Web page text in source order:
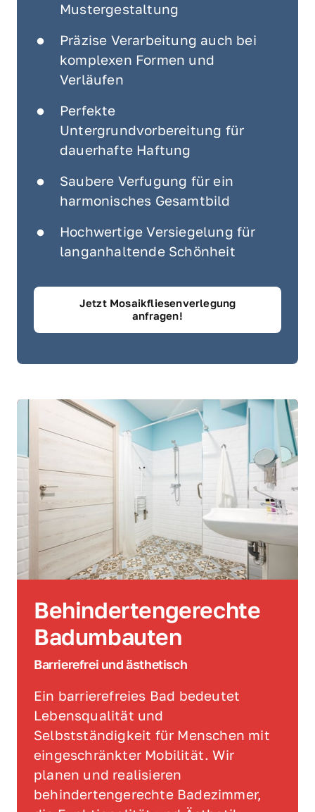
Mustergestaltung
Präzise Verarbeitung auch bei
komplexen Formen und
Verläufen
Perfekte
Untergrundvorbereitung für
dauerhafte Haftung
Saubere Verfugung für ein
harmonisches Gesamtbild
Hochwertige Versiegelung für
langanhaltende Schönheit
Jetzt Mosaikfliesenverlegung
anfragen!
Behindertengerechte
Badumbauten
Barrierefrei und ästhetisch
Ein barrierefreies Bad bedeutet
Lebensqualität und
Selbstständigkeit für Menschen mit
eingeschränkter Mobilität. Wir
planen und realisieren
behindertengerechte Badezimmer,